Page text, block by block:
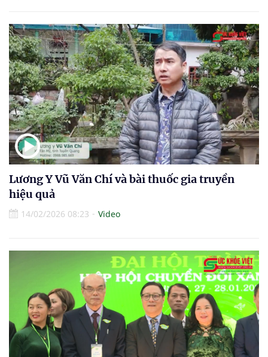
Lương Y Vũ Văn Chí và bài thuốc gia truyền
hiệu quả
14/02/2026 08:23 Video